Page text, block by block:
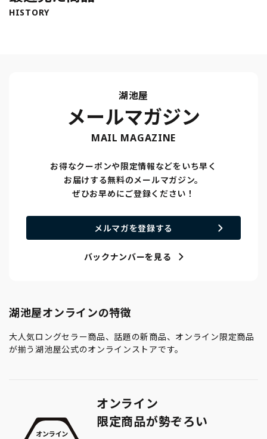
HISTORY
湖池屋
メールマガジン
MAIL MAGAZINE
お得なクーポンや限定情報などをいち早く
お届けする無料のメールマガジン。
ぜひお早めにご登録ください！
メルマガを登録する
バックナンバーを見る
湖池屋オンラインの特徴
大人気ロングセラー商品、話題の新商品、オンライン限定商品
が揃う湖池屋公式のオンラインストアです。
オンライン
限定商品が勢ぞろい